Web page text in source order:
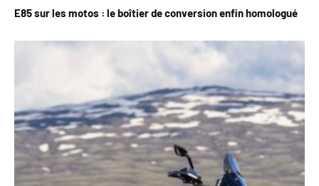
E85 sur les motos : le boîtier de conversion enfin homologué